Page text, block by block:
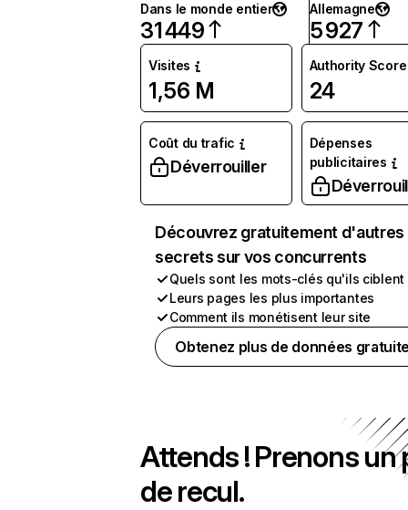
Dans le monde entier
31 449
Allemagne
5 927
Visites
1,56 M
Authority Score
24
Coût du trafic
Déverrouiller
Dépenses
publicitaires
Découvrez gratuitement d'autres
secrets sur vos concurrents
Quels sont les mots-clés qu'ils ciblent
Leurs pages les plus importantes
Comment ils monétisent leur site
Obtenez plus de données
Attends ! Prenons un
de recul.